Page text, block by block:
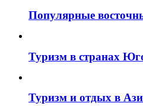
Популярные
Туризм в странах
Туризм и отдых в